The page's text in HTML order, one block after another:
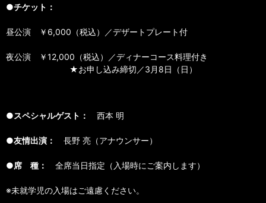
●チケット：
昼公演 ￥6,000（税込）／デザートプレート付
夜公演 ￥12,000（税込）／ディナーコース料理付き
★お申し込み締切／3月8日（日）
●スペシャルゲスト： 西本 明
●友情出演： 長野 亮（アナウンサー）
●席 種： 全席当日指定（入場時にご案内します）
※未就学児の入場はご遠慮ください。